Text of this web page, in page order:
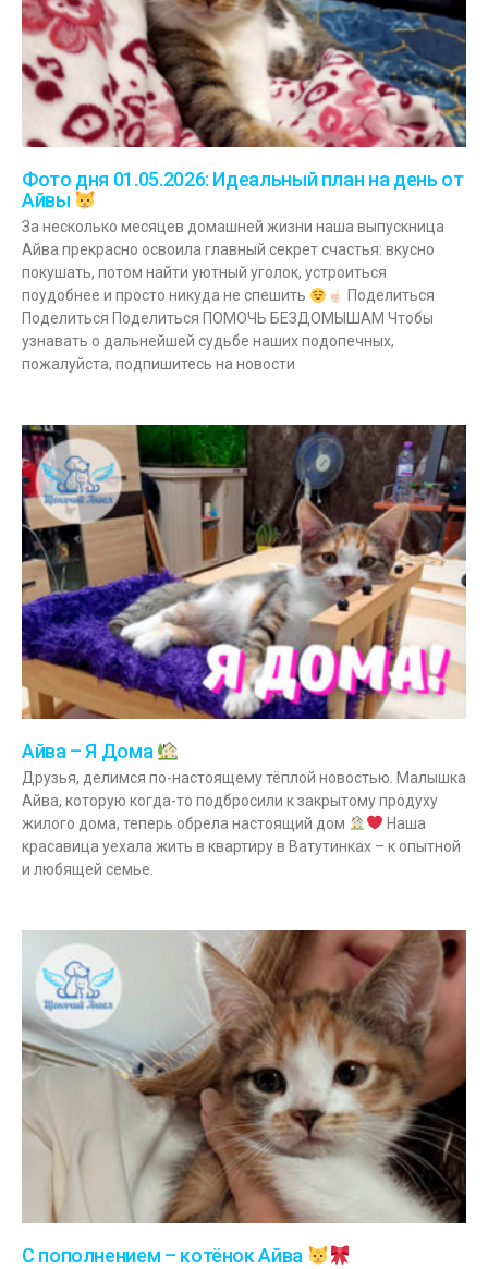
Фото дня 01.05.2026: Идеальный план на день от
Айвы
За несколько месяцев домашней жизни наша выпускница
Айва прекрасно освоила главный секрет счастья: вкусно
покушать, потом найти уютный уголок, устроиться
поудобнее и просто никуда не спешить
Поделиться
Поделиться Поделиться ПОМОЧЬ БЕЗДОМЫШАМ Чтобы
узнавать о дальнейшей судьбе наших подопечных,
пожалуйста, подпишитесь на новости
Айва – Я Дома
Друзья, делимся по-настоящему тёплой новостью. Малышка
Айва, которую когда-то подбросили к закрытому продуху
жилого дома, теперь обрела настоящий дом
Наша
красавица уехала жить в квартиру в Ватутинках – к опытной
и любящей семье.
С пополнением – котёнок Айва